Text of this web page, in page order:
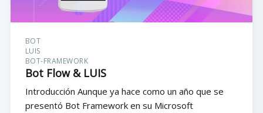
BOT
LUIS
BOT-FRAMEWORK
Bot Flow & LUIS
Introducción Aunque ya hace como un año que se
presentó Bot Framework en su Microsoft